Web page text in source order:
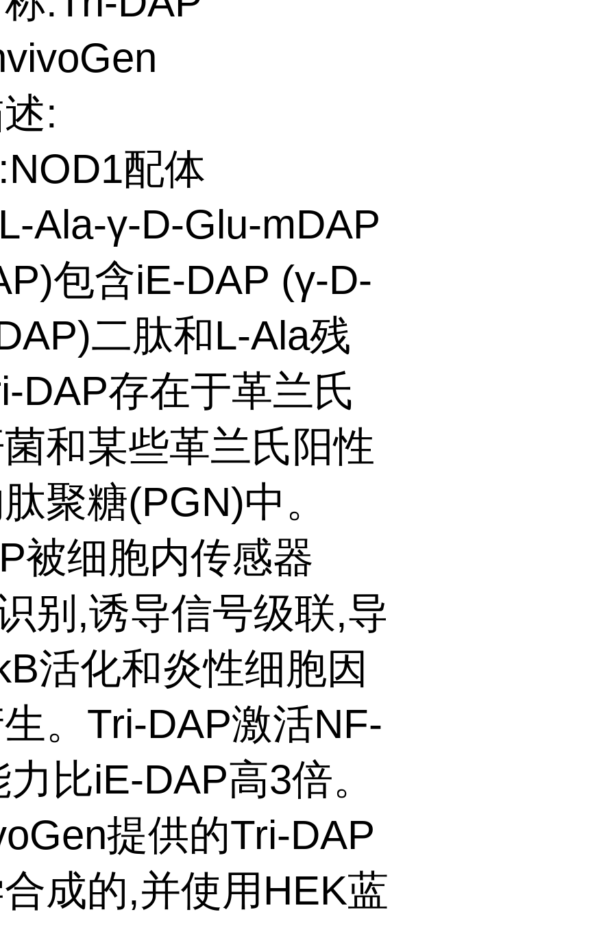
:
配体
Ala-γ-D-Glu-mDAP
包含iE-DAP (γ-D-
二肽和L-Ala残
DAP存在于革兰氏
和某些革兰氏阳性
聚糖(PGN)中。
被细胞内传感器
别,诱导信号级联,导
活化和炎性细胞因
。Tri-DAP激活NF-
比iE-DAP高3倍。
提供的Tri-DAP
成的,并使用HEK蓝